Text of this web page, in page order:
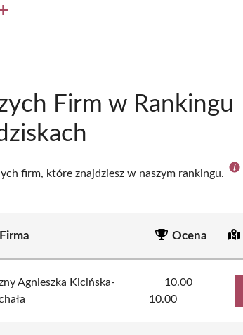
Firm w Rankingu
firm, które znajdziesz w naszym rankingu.
Firma Ocena
Agnieszka Kicińska-
10.00
10.00